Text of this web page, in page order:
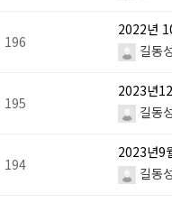
196
2022년
길동
195
2023년
길동
194
2023년9
길동